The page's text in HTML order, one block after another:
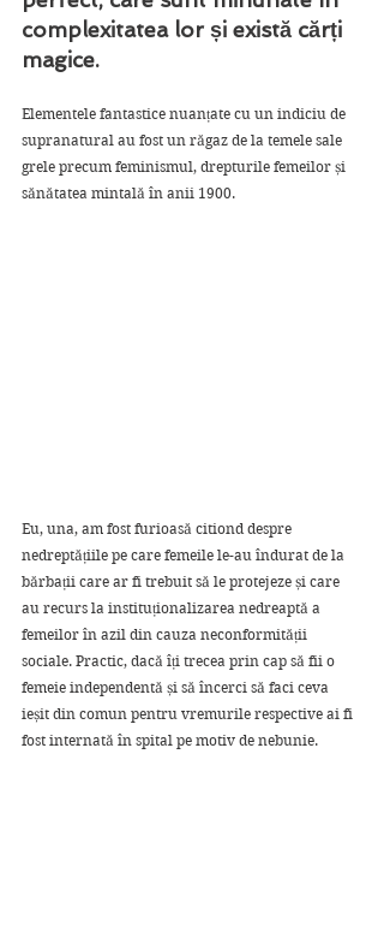
complexitatea lor și există cărți
magice.
Elementele fantastice nuanțate cu un indiciu de
supranatural au fost un răgaz de la temele sale
grele precum feminismul, drepturile femeilor și
sănătatea mintală în anii 1900.
Eu, una, am fost furioasă citiond despre
nedreptățiile pe care femeile le-au îndurat de la
bărbații care ar fi trebuit să le protejeze și care
au recurs la instituționalizarea nedreaptă a
femeilor în azil din cauza neconformității
sociale. Practic, dacă îți trecea prin cap să fii o
femeie independentă și să încerci să faci ceva
ieșit din comun pentru vremurile respective ai fi
fost internată în spital pe motiv de nebunie.